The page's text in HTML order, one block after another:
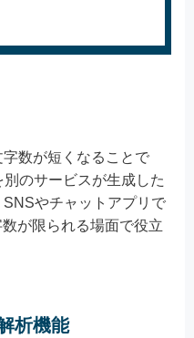
数が短くなることで
のサービスが生成した
やチャットアプリで
が限られる場面で役立
析機能